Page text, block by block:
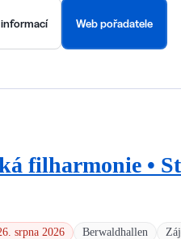
Web pořadatele
srpna 2026 Berwaldhallen
filharmonie •